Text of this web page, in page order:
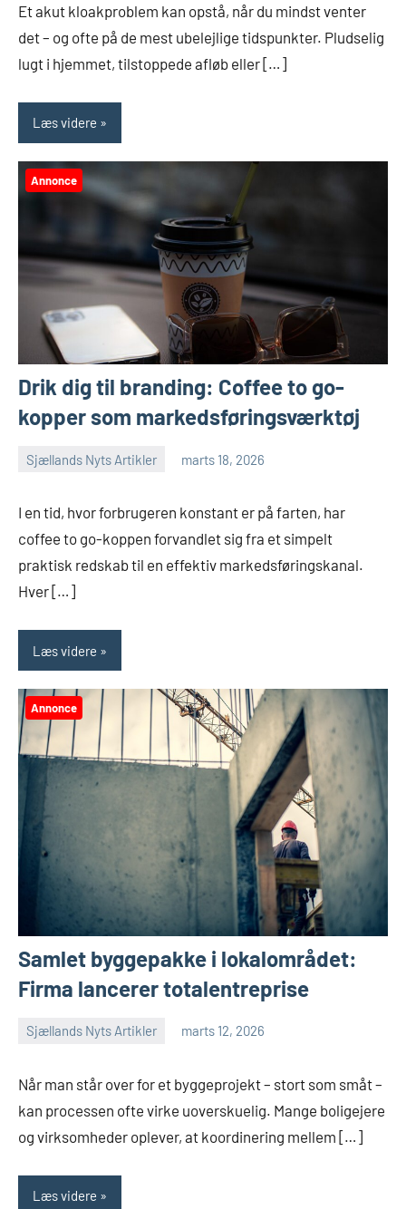
Et akut kloakproblem kan opstå, når du mindst venter
det – og ofte på de mest ubelejlige tidspunkter. Pludselig
lugt i hjemmet, tilstoppede afløb eller […]
Læs videre
Annonce
Drik dig til branding: Coffee to go-
kopper som markedsføringsværktøj
Sjællands Nyts Artikler marts 18, 2026
I en tid, hvor forbrugeren konstant er på farten, har
coffee to go-koppen forvandlet sig fra et simpelt
praktisk redskab til en effektiv markedsføringskanal.
Hver […]
Læs videre
Annonce
Samlet byggepakke i lokalområdet:
Firma lancerer totalentreprise
Sjællands Nyts Artikler marts 12, 2026
Når man står over for et byggeprojekt – stort som småt –
kan processen ofte virke uoverskuelig. Mange boligejere
og virksomheder oplever, at koordinering mellem […]
Læs videre